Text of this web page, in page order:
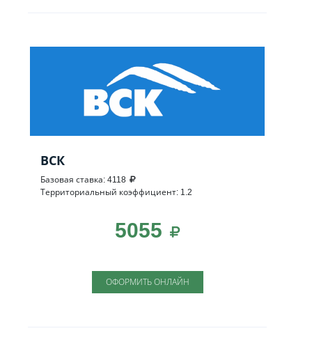
ВСК
Базовая ставка: 4118
Территориальный коэффициент: 1.2
5055
ОФОРМИТЬ ОНЛАЙН